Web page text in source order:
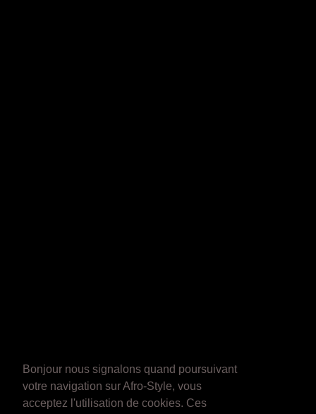
Bonjour nous signalons quand poursuivant
votre navigation sur Afro-Style, vous
acceptez l'utilisation de cookies. Ces